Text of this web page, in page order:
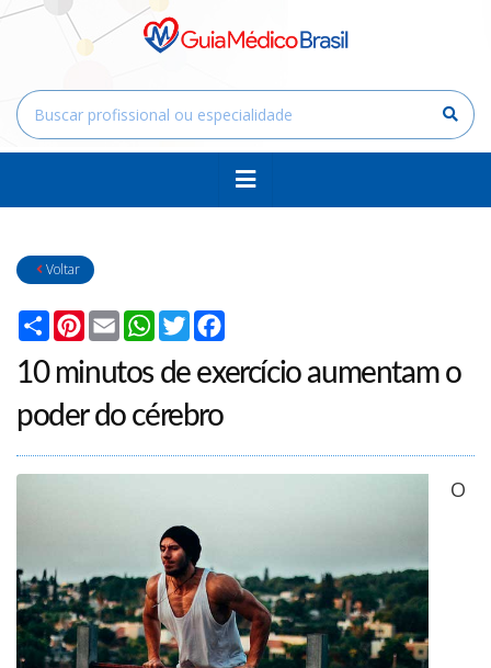
Voltar
Compartilhar
Pinterest
Email WhatsApp
Twitter
10 minutos de exercício aumentam o
poder do cérebro
O